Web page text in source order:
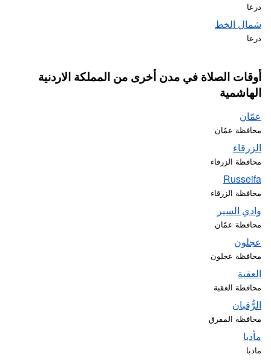
درعا
شمال الخط
درعا
أوقات الصلاة في مدن أخرى من المملكة الاردنية
الهاشمية
عمّان
محافظة عمّان
الزرقاء
محافظة الزرقاء
Russeifa
محافظة الزرقاء
وادي السير
محافظة عمّان
عجلون
محافظة عجلون
العقبة
محافظة العقبة
الرُّقبان
محافظة المفرق
مأدبا
مادبا